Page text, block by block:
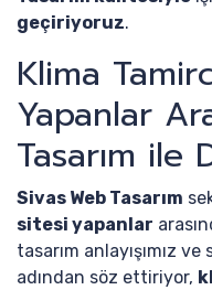
geçiriyoruz.
Klima
Yapanlar
Tasarım ile
Sivas Web Tasarım
sitesi yapanlar
tasarım anlayışımız
adından söz ettiriyor,